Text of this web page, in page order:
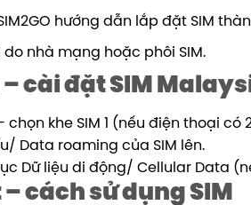
hướng dẫn lắp đặt SIM
do nhà mạng hoặc phôi SIM.
cài đặt SIM
chọn khe SIM 1 (nếu điện thoại có
Data roaming của SIM lên.
Dữ liệu di động/ Cellular Data
cách sử dụng SIM